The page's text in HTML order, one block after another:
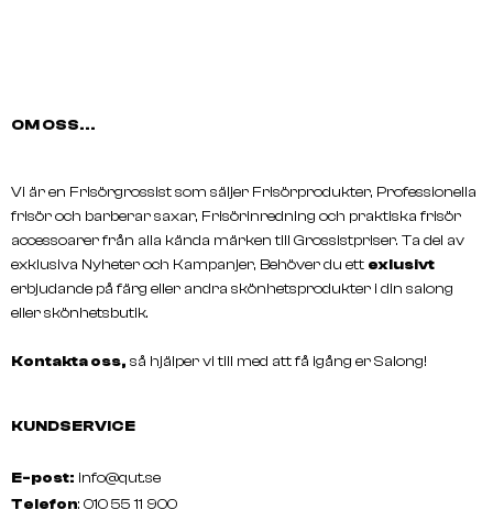
OM OSS...
Vi är en Frisörgrossist som säljer Frisörprodukter, Professionella
frisör och barberar saxar, Frisörinredning och praktiska frisör
accessoarer från alla kända märken till Grossistpriser. Ta del av
exklusiva Nyheter och Kampanjer, Behöver du ett exlusivt
erbjudande på färg eller andra skönhetsprodukter i din salong
eller skönhetsbutik.
Kontakta oss, så hjälper vi till med att få igång er Salong!
KUNDSERVICE
E-post: info@qut.se
Telefon: 010 55 11 900